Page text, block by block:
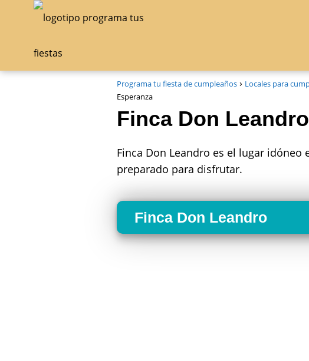
Programa tu fiesta de cumpleaños Locales para
Esperanza
Finca Don
Finca Don Leandro es el lugar idóneo
preparado para disfrutar.
Finca Don Leandro